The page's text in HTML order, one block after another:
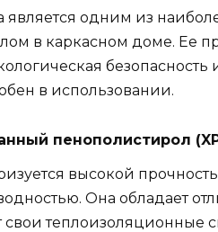
является одним из
в каркасном доме. Ее
в использовании.
пенополистирол
высокой
Она обладает
свои теплоизоляционные